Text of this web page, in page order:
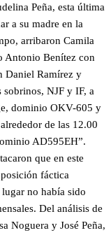
Peña, esta última
a su madre en la
arribaron Camila
Antonio Benítez con
Daniel Ramírez y
NJF y IF, a
dominio OKV-605 y
de las 12.00
AD595EH”.
que en este
fáctica
no había sido
Del análisis de
Noguera y José Peña,